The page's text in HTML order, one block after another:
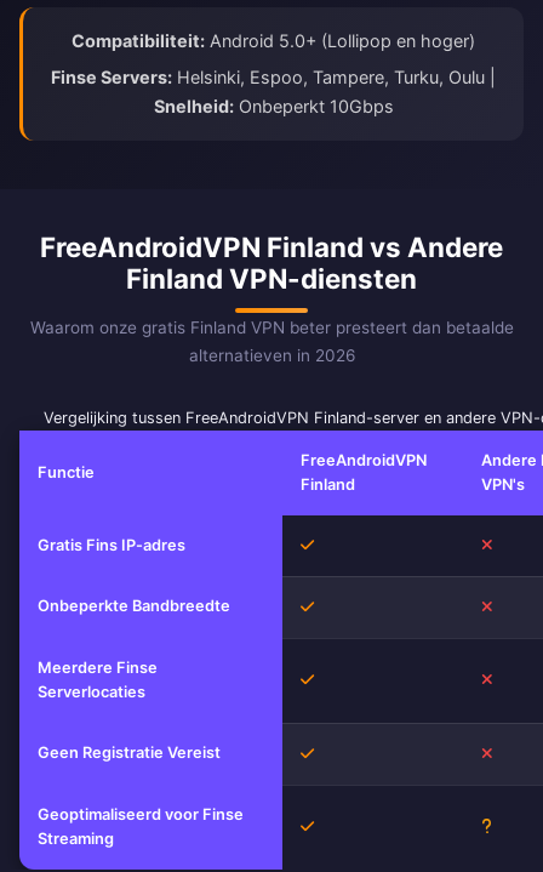
Compatibiliteit: Android 5.0+ (Lollipop en hoger)
Finse Servers: Helsinki, Espoo, Tampere, Turku, Oulu |
Snelheid:Onbeperkt 10Gbps
FreeAndroidVPN Finland vs Andere
Finland VPN-diensten
Waarom onze gratis Finland VPN beter presteert dan betaalde
alternatieven in 2026
Vergelijking tussen FreeAndroidVPN Finland-server en andere
Functie
FreeAndroidVPN
Finland
Andere
VPN's
Gratis Fins IP-adres Ja
Onbeperkte Bandbreedte Ja
Meerdere Finse
Serverlocaties
Ja
Geen Registratie Vereist Ja
Geoptimaliseerd voor Finse
Streaming
Ja